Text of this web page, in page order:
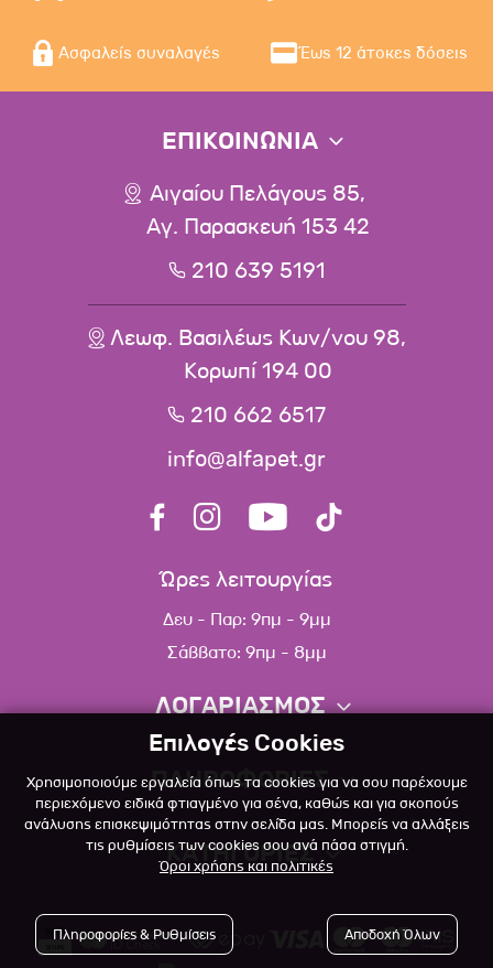
Ασφαλείς συναλαγές Έως 12 άτοκες δόσεις
ΕΠΙΚΟΙΝΩΝΙΑ
Αιγαίου Πελάγους 85,
Αγ. Παρασκευή 153 42
210 639 5191
Λεωφ. Βασιλέως Κων/νου 98,
Κορωπί 194 00
210 662 6517
info@alfapet.gr
Ώρες λειτουργίας
Δευ - Παρ: 9πμ - 9μμ
Σάββατο: 9πμ - 8μμ
ΛΟΓΑΡΙΑΣΜΟΣ
Πληροφορίες λογαριασμού
Λίστα αγαπημένων
Πολιτική επιστροφών
ΠΛΗΡΟΦΟΡΙΕΣ
Σχετικά
Επικοινωνία
Blog
ΚΑΤΗΓΟΡΙΕΣ
Επιλογές Cookies
Χρησιμοποιούμε εργαλεία όπως τα cookies για να σου παρέχουμε
περιεχόμενο ειδικά φτιαγμένο για σένα, καθώς και για σκοπούς
ανάλυσης επισκεψιμότητας στην σελίδα μας. Μπορείς να αλλάξεις
τις ρυθμίσεις των cookies σου ανά πάσα στιγμή.
Όροι χρήσης και πολιτικές
Πληροφορίες & Ρυθμίσεις Αποδοχή Όλων